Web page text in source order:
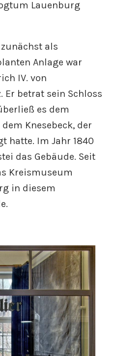
Lauenburg
als
Anlage war
IV. von
Er betrat sein Schloss
es dem
Knesebeck, der
hatte. Im Jahr 1840
das Gebäude. Seit
Kreismuseum
in diesem